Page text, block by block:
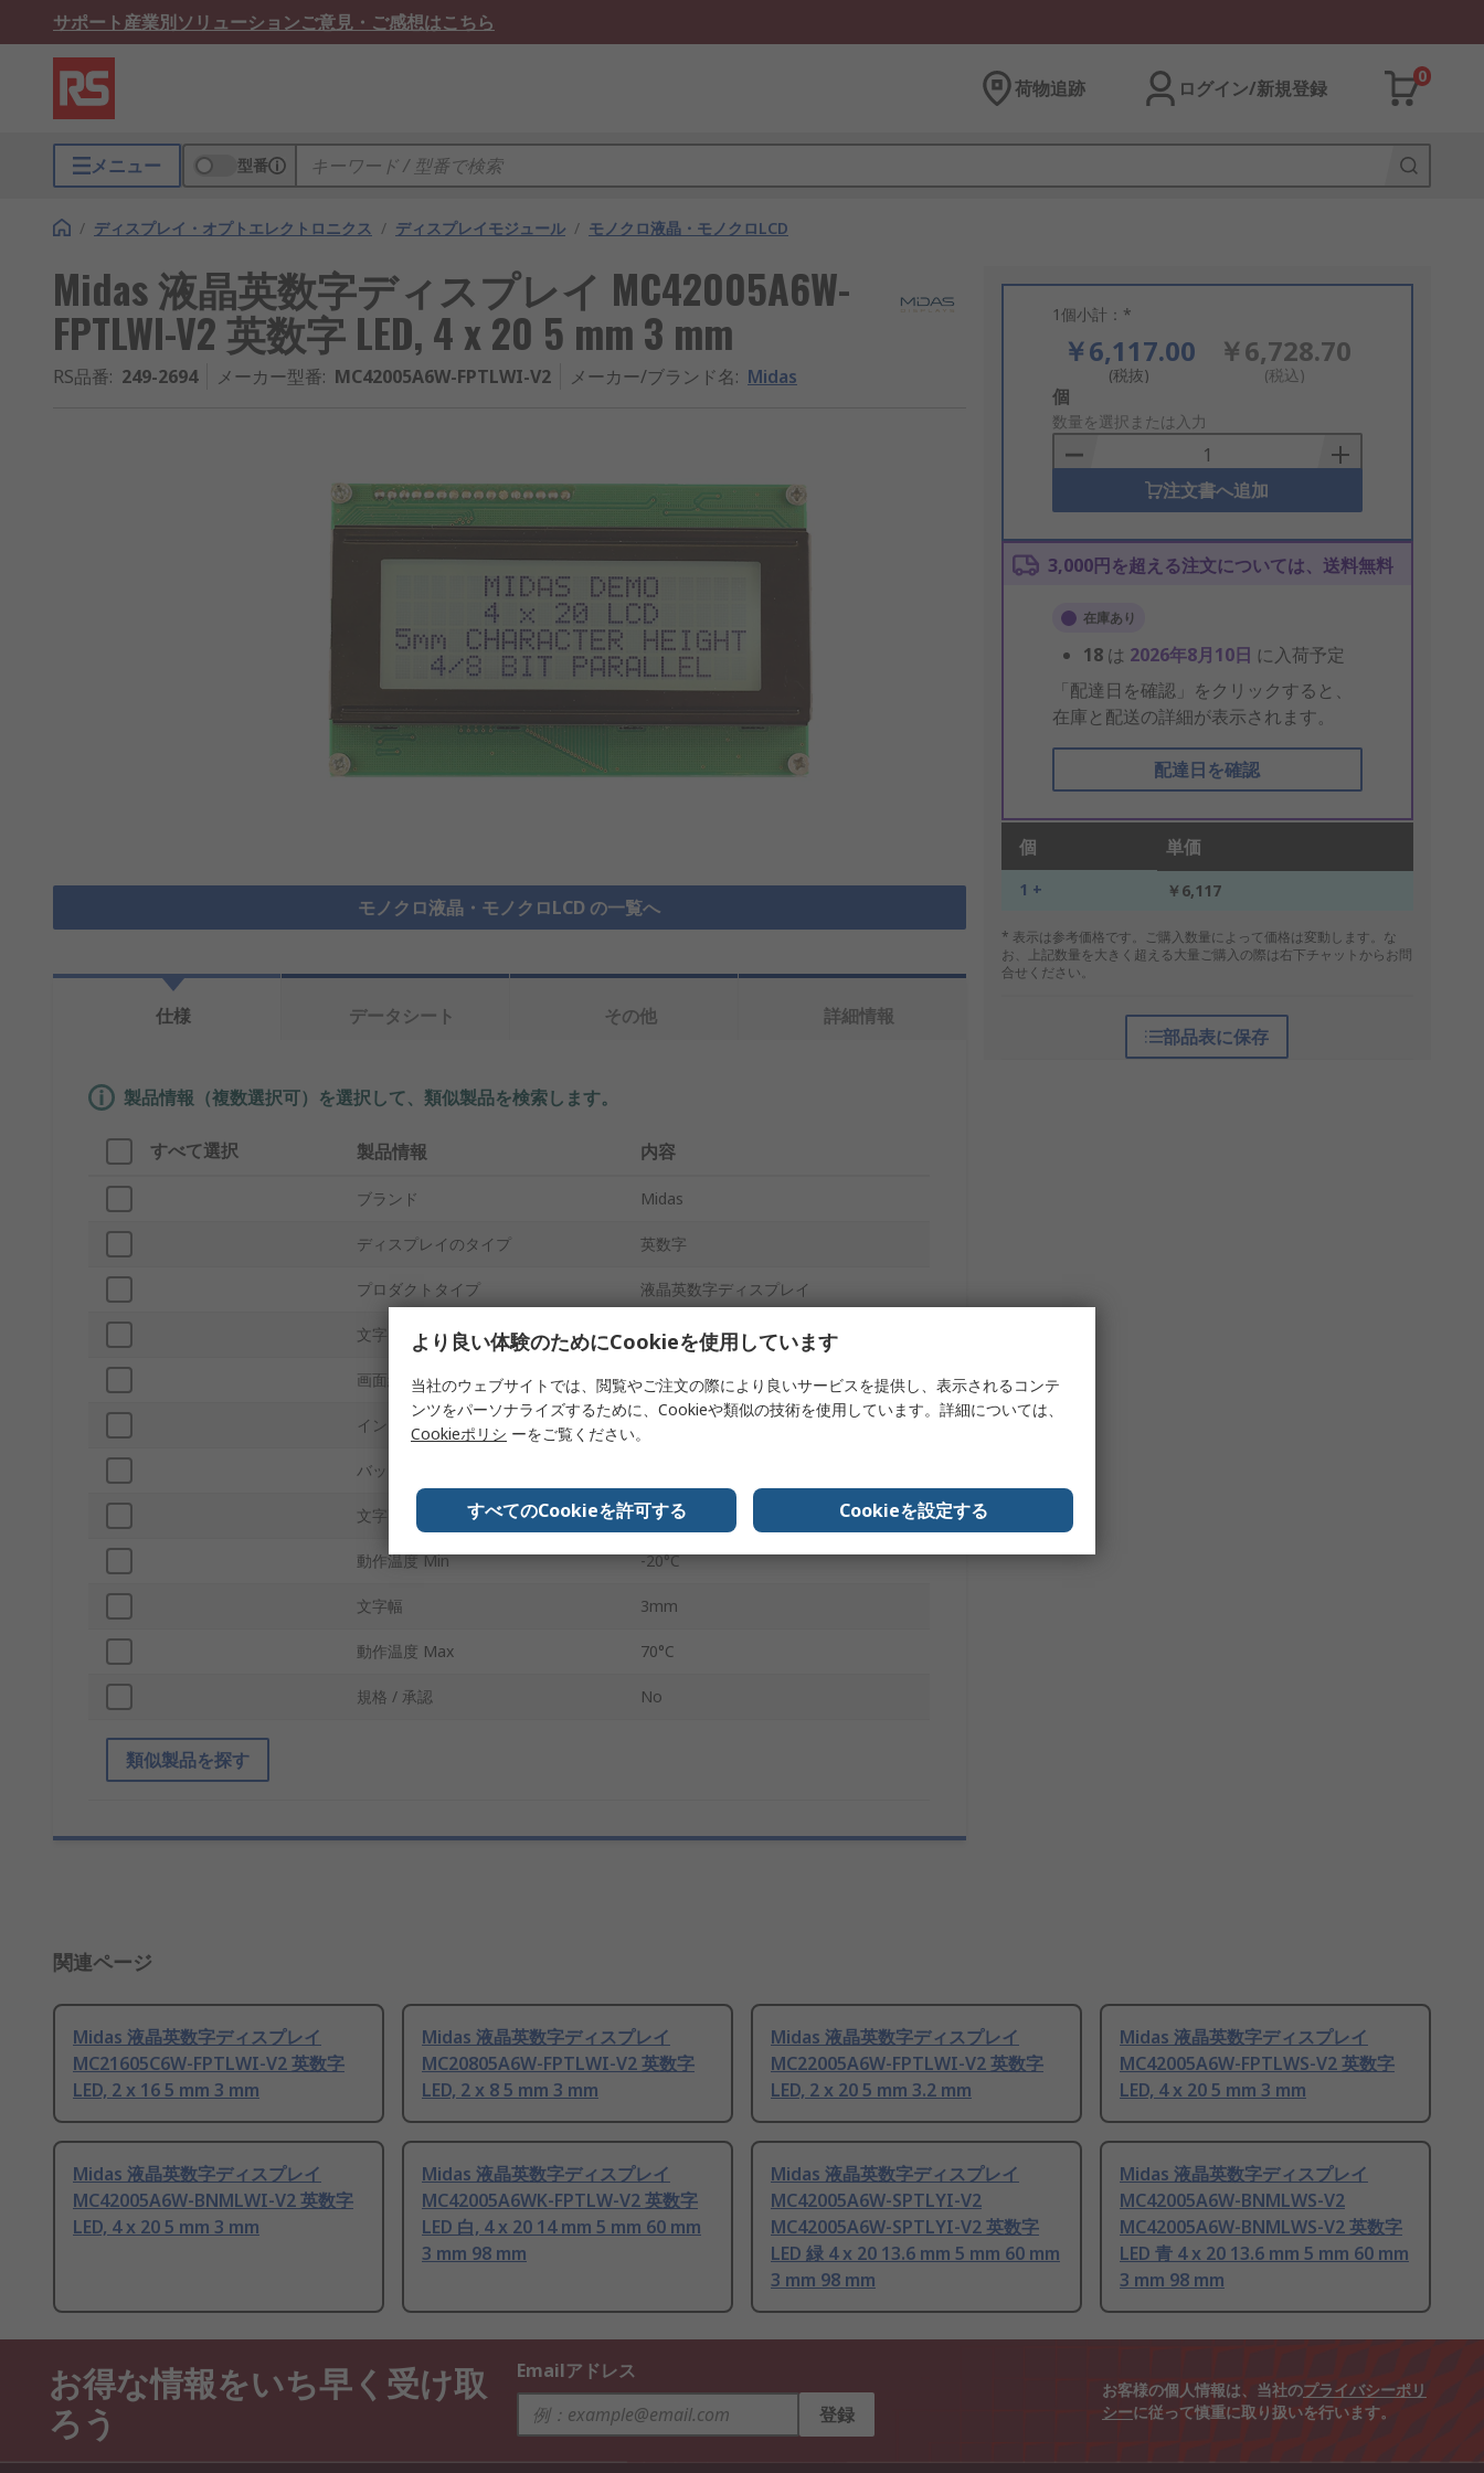
サポート産業別ソリューションご意見・ご感想はこちら
荷物追跡 ログイン/新規登録
0
メニュー 型番
/ ディスプレイ・オプトエレクトロニクス / ディスプレイモジュール / モノクロ液晶・モノクロLCD
Midas 液晶英数字ディスプレイ MC42005A6W-
FPTLWI-V2 英数字 LED, 4 x 20 5 mm 3 mm
RS品番: 249-2694 メーカー型番: MC42005A6W-FPTLWI-V2 メーカー/ブランド名: Midas
モノクロ液晶・モノクロLCD の一覧へ
1個小計：*
￥6,117.00
(税抜)
￥6,728.70
(税込)
Add
to
Basket
個
数量を選択または入力
注文書へ追加
3,000円を超える注文については、送料無料
在庫あり
18 は 2026年8月10日 に入荷予定
「配達日を確認」をクリックすると、
在庫と配送の詳細が表示されます。
配達日を確認
個 単価
1 + ￥6,117
* 表示は参考価格です。ご購入数量によって価格は変動します。な
お、上記数量を大きく超える大量ご購入の際は右下チャットからお問
合せください。
部品表に保存
仕様 データシート その他 詳細情報
製品情報（複数選択可）を選択して、類似製品を検索します。
すべて選択 製品情報 内容
ブランド Midas
ディスプレイのタイプ 英数字
プロダクトタイプ 液晶英数字ディスプレイ
文字マトリックス 4 x 20
画面縦横サイズ 60 x 22 mm
インタフェースタイプ
バックライトタイプ
文字高さ 5mm
動作温度 Min -20°C
文字幅 3mm
動作温度 Max 70°C
規格 / 承認 No
類似製品を探す
関連ページ
Midas 液晶英数字ディスプレイ
MC21605C6W-FPTLWI-V2 英数字
LED, 2 x 16 5 mm 3 mm
Midas 液晶英数字ディスプレイ
MC20805A6W-FPTLWI-V2 英数字
LED, 2 x 8 5 mm 3 mm
Midas 液晶英数字ディスプレイ
MC22005A6W-FPTLWI-V2 英数字
LED, 2 x 20 5 mm 3.2 mm
Midas 液晶英数字ディスプレイ
MC42005A6W-FPTLWS-V2 英数字
LED, 4 x 20 5 mm 3 mm
Midas 液晶英数字ディスプレイ
MC42005A6W-BNMLWI-V2 英数字
LED, 4 x 20 5 mm 3 mm
Midas 液晶英数字ディスプレイ
MC42005A6WK-FPTLW-V2 英数字
LED 白, 4 x 20 14 mm 5 mm 60 mm
3 mm 98 mm
Midas 液晶英数字ディスプレイ
MC42005A6W-SPTLYI-V2
MC42005A6W-SPTLYI-V2 英数字
LED 緑 4 x 20 13.6 mm 5 mm 60 mm
3 mm 98 mm
Midas 液晶英数字ディスプレイ
MC42005A6W-BNMLWS-V2
MC42005A6W-BNMLWS-V2 英数字
LED 青 4 x 20 13.6 mm 5 mm 60 mm
3 mm 98 mm
お得な情報をいち早く受け取
ろう
Emailアドレス
登録
お客様の個人情報は、当社のプライバシーポリ
シーに従って慎重に取り扱いを行います。
より良い体験のためにCookieを使用しています
当社のウェブサイトでは、閲覧やご注文の際により良いサービスを提供し、表示されるコンテ
ンツをパーソナライズするために、Cookieや類似の技術を使用しています。詳細については、
Cookieポリシ ーをご覧ください。
すべてのCookieを許可する Cookieを設定する